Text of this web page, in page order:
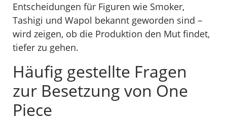
Entscheidungen für Figuren wie Smoker,
Tashigi und Wapol bekannt geworden sind –
wird zeigen, ob die Produktion den Mut findet,
tiefer zu gehen.
Häufig gestellte Fragen
zur Besetzung von One
Piece